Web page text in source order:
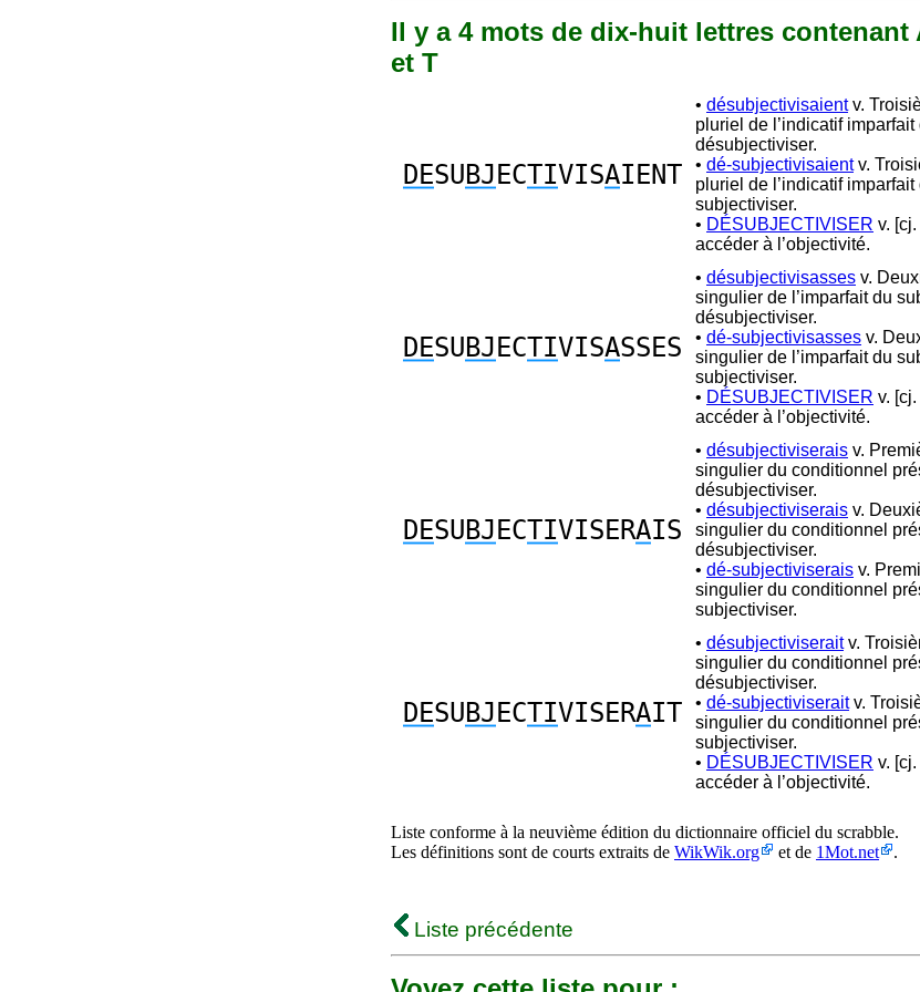
Il y a 4 mots de dix-huit lettres contenant
et T
DESUBJ ECTIVISAIENT
• désubjectivisaientv.
pluriel de l’indicatif imparfait
désubjectiviser.
• dé-subjectivisaientv.
pluriel de l’indicatif
subjectiviser.
• DÉSUBJECTIVISER v.
accéder à l’objectivité.
DESUBJ ECTIVISASSES
• désubjectivisasses v.
singulier de l’imparfait du
désubjectiviser.
• dé-subjectivisasses v.
singulier de l’imparfait du
subjectiviser.
• DÉSUBJECTIVISER v.
accéder à l’objectivité.
DESUBJ ECTIVISERAIS
• désubjectiviserais v.
singulier du conditionnel
désubjectiviser.
• désubjectiviserais v.
singulier du conditionnel
désubjectiviser.
• dé-subjectiviserais v.
singulier du conditionnel
subjectiviser.
DESUBJ ECTIVISERAIT
• désubjectiviseraitv.
singulier du conditionnel
désubjectiviser.
• dé-subjectiviseraitv.
singulier du conditionnel
subjectiviser.
• DÉSUBJECTIVISER v.
accéder à l’objectivité.
Liste conforme à la neuvième édition du dictionnaire officiel du scrabble.
Les définitions sont de courts extraits de WikWik.org et de 1Mot.net .
Liste précédente